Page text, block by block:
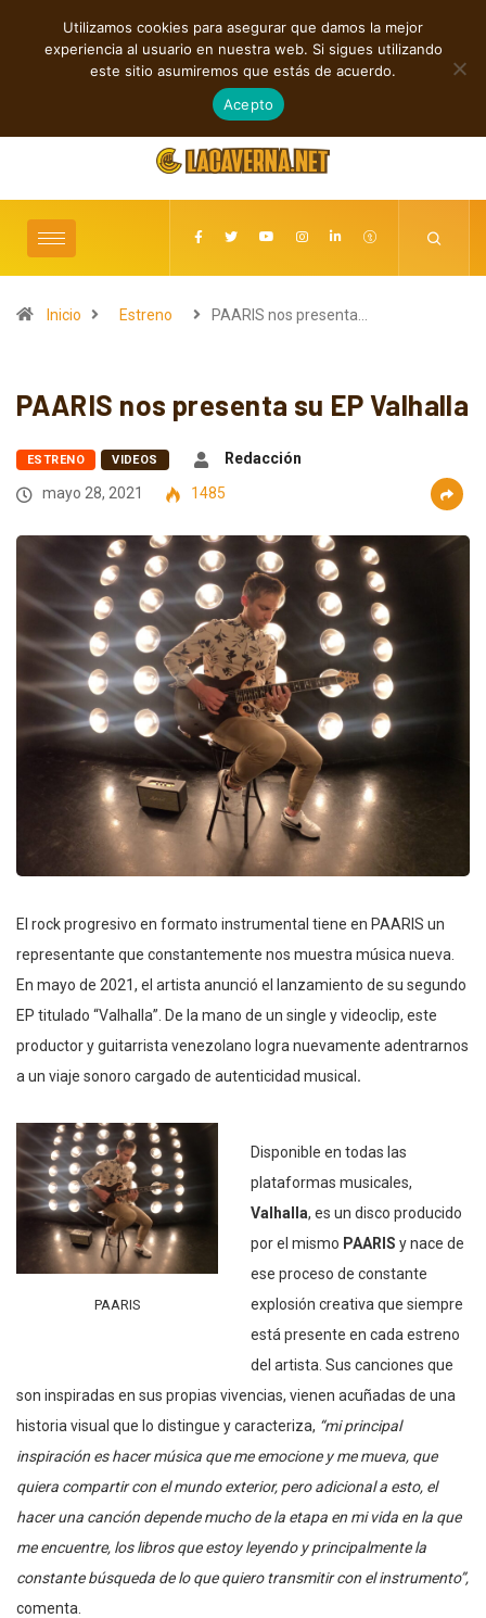
TENDENCIAS
Noisetech y N’Sears unen amor y trance en “Heart And Bass”
agosto 10, 2026
Inicio Estreno PAARIS nos presenta…
PAARIS nos presenta su EP Valhalla
ESTRENO VIDEOS
Redacción
mayo 28, 2021
1485
El rock progresivo en formato instrumental tiene en PAARIS un
representante que constantemente nos muestra música nueva.
En mayo de 2021, el artista anunció el lanzamiento de su segundo
EP titulado “Valhalla”. De la mano de un single y videoclip, este
productor y guitarrista venezolano logra nuevamente adentrarnos
a un viaje sonoro cargado de autenticidad musical.
PAARIS
Disponible en todas las
plataformas musicales,
Valhalla, es un disco producido
por el mismo PAARIS y nace de
ese proceso de constante
explosión creativa que siempre
está presente en cada estreno
del artista. Sus canciones que
son inspiradas en sus propias vivencias, vienen acuñadas de una
historia visual que lo distingue y caracteriza, “mi principal
inspiración es hacer música que me emocione y me mueva, que
quiera compartir con el mundo exterior, pero adicional a esto, el
hacer una canción depende mucho de la etapa en mi vida en la que
me encuentre, los libros que estoy leyendo y principalmente la
constante búsqueda de lo que quiero transmitir con el instrumento”,
comenta.
Utilizamos cookies para asegurar que damos la mejor
experiencia al usuario en nuestra web. Si sigues utilizando
este sitio asumiremos que estás de acuerdo.
Acepto